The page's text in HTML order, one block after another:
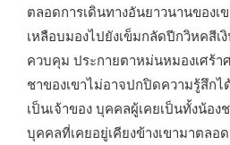
ตลอดการเดินทางอันยาวนานของเ
เหลือบมองไปยังเข็มกลัดปีกวิหคสีเ
ควบคุม ประกายตาหม่นหมองเศร้า
ชาของเขาไม่อาจปกปิดความรู้สึก
เป็นเจ้าของ บุคคลผู้เคยเป็นทั้งน้อง
บุคคลที่เคยอยู่เคียงข้างเขามาตลอ